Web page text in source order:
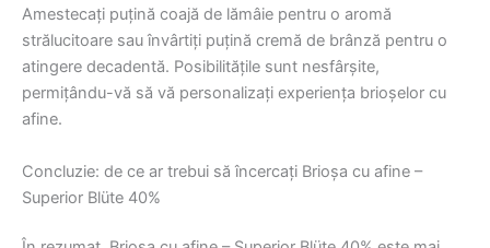
Amestecați puțină coajă de lămâie pentru o aromă
strălucitoare sau învârtiți puțină cremă de brânză pentru o
atingere decadentă. Posibilitățile sunt nesfârșite,
permițându-vă să vă personalizați experiența brioșelor cu
afine.
Concluzie: de ce ar trebui să încercați Brioșa cu afine –
Superior Blüte 40%